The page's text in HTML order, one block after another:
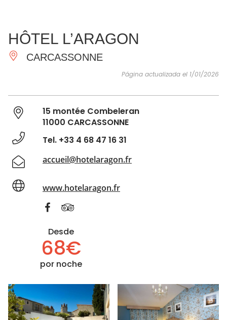
IMPRESCINDIBLES
HACER
INSPIRACIONES
HÔTEL L’ARAGON
CARCASSONNE
Página actualizada el 1/01/2026
15 montée Combeleran
11000 CARCASSONNE
Tel. +33 4 68 47 16 31
accueil@hotelaragon.fr
www.hotelaragon.fr
Desde
68€
por noche